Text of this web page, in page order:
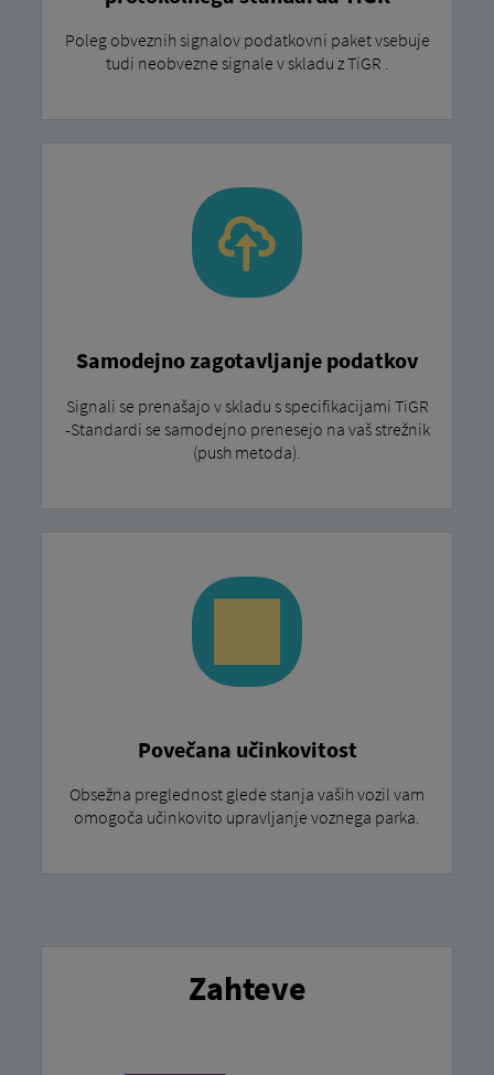
Poleg obveznih signalov podatkovni paket vsebuje
tudi neobvezne signale v skladu z TiGR .
Samodejno zagotavljanje podatkov
Signali se prenašajo v skladu s specifikacijami TiGR
-Standardi se samodejno prenesejo na vaš strežnik
(push metoda).
Povečana učinkovitost
Obsežna preglednost glede stanja vaših vozil vam
omogoča učinkovito upravljanje voznega parka.
Zahteve